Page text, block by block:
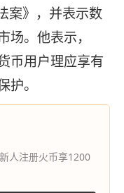
案》，并表示数
。他表示，
币用户理应享有
。
人注册火币享1200